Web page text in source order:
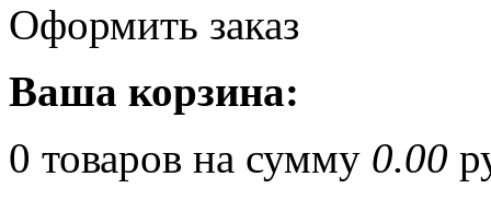
Оформить заказ
Ваша корзина:
0 товаров на сумму 0.00